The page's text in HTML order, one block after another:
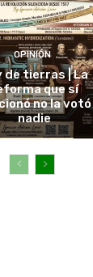
OPINIÓN
de tierras | La
que sí
no la votó
nadie